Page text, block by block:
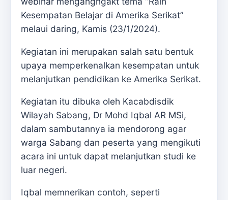
Kesempatan Belajar di Amerika Serikat”
melaui daring, Kamis (23/1/2024).
Kegiatan ini merupakan salah satu bentuk
upaya memperkenalkan kesempatan untuk
melanjutkan pendidikan ke Amerika Serikat.
Kegiatan itu dibuka oleh Kacabdisdik
Wilayah Sabang, Dr Mohd Iqbal AR MSi,
dalam sambutannya ia mendorong agar
warga Sabang dan peserta yang mengikuti
acara ini untuk dapat melanjutkan studi ke
luar negeri.
Iqbal memnerikan contoh, seperti